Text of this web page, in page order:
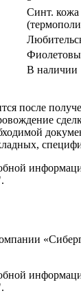
Синт. кожа
В наличии
после